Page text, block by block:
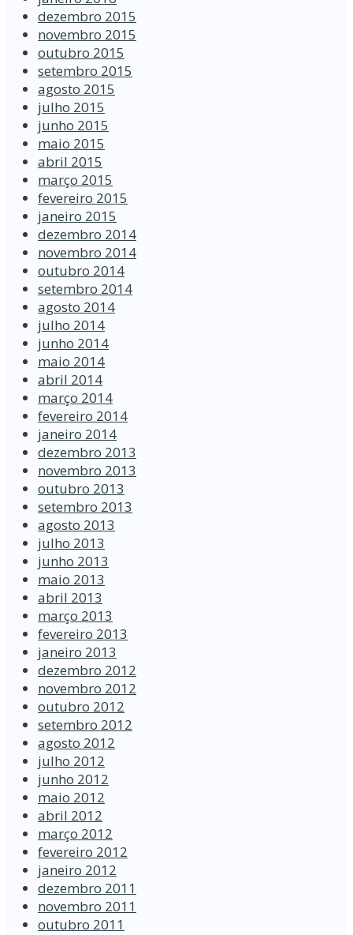
dezembro 2015
novembro 2015
outubro 2015
setembro 2015
agosto 2015
julho 2015
junho 2015
maio 2015
abril 2015
março 2015
fevereiro 2015
janeiro 2015
dezembro 2014
novembro 2014
outubro 2014
setembro 2014
agosto 2014
julho 2014
junho 2014
maio 2014
abril 2014
março 2014
fevereiro 2014
janeiro 2014
dezembro 2013
novembro 2013
outubro 2013
setembro 2013
agosto 2013
julho 2013
junho 2013
maio 2013
abril 2013
março 2013
fevereiro 2013
janeiro 2013
dezembro 2012
novembro 2012
outubro 2012
setembro 2012
agosto 2012
julho 2012
junho 2012
maio 2012
abril 2012
março 2012
fevereiro 2012
janeiro 2012
dezembro 2011
novembro 2011
outubro 2011